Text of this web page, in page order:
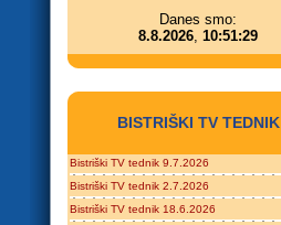
Danes smo:
8.8.2026, 10:51:29
BISTRIŠKI TV TEDNIK
Bistriški TV tednik 9.7.2026
Bistriški TV tednik 2.7.2026
Bistriški TV tednik 18.6.2026